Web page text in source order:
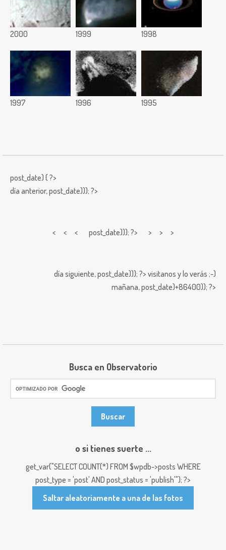
2000 1999 1998
1997 1996 1995
post_date) { ?>
día anterior,post_date))); ?>
< < < post_date))); ?> > > >
día siguiente,post_date))); ?> visitanos y lo verás ;-)
mañana,post_date)+86400)); ?>
Busca en Observatorio
o si tienes suerte ...
get_var("SELECT COUNT(*) FROM $wpdb->posts WHERE
post_type = 'post' AND post_status = 'publish'"); ?>
Saltar aleatoriamente a una de las fotos